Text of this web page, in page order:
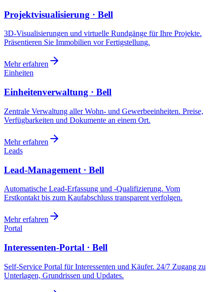
Projektvisualisierung · Bell
3D-Visualisierungen und virtuelle Rundgänge für Ihre Projekte.
Präsentieren Sie Immobilien vor Fertigstellung.
Mehr erfahren
Einheiten
Einheitenverwaltung · Bell
Zentrale Verwaltung aller Wohn- und Gewerbeeinheiten. Preise,
Verfügbarkeiten und Dokumente an einem Ort.
Mehr erfahren
Leads
Lead-Management · Bell
Automatische Lead-Erfassung und -Qualifizierung. Vom
Erstkontakt bis zum Kaufabschluss transparent verfolgen.
Mehr erfahren
Portal
Interessenten-Portal · Bell
Self-Service Portal für Interessenten und Käufer. 24/7 Zugang zu
Unterlagen, Grundrissen und Updates.